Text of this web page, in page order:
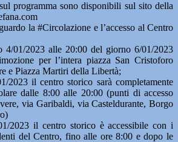
sul programma sono disponibili sul sito della
la #Circolazione e l’accesso al Centro
4/01/2023 alle 20:00 del giorno 6/01/2023
per l’intera piazza San Cristoforo
e Piazza Martiri della Libertà;
2023 il centro storico sarà completamente
dalle 8:00 alle 20:00 (punti di accesso
via Garibaldi, via Casteldurante, Borgo
2023 il centro storico è accessibile con i
del Centro, fino alle ore 8:00 e dopo le